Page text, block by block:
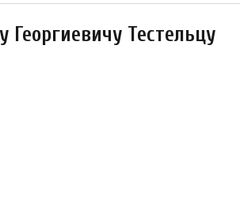
Георгиевичу Тестельцу